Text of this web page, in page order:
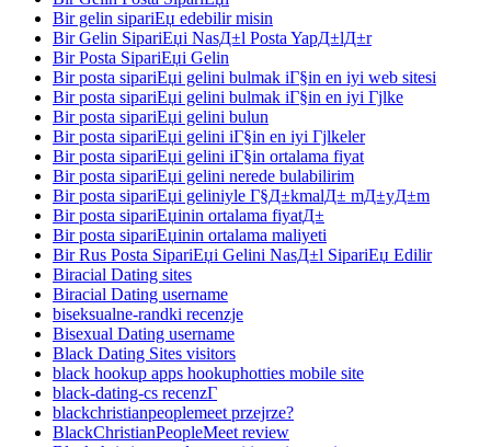
Bir gelin sipariЕџ edebilir misin
Bir Gelin SipariЕџi NasД±l Posta YapД±lД±r
Bir Posta SipariЕџi Gelin
Bir posta sipariЕџi gelini bulmak iГ§in en iyi web sitesi
Bir posta sipariЕџi gelini bulmak iГ§in en iyi Гјlke
Bir posta sipariЕџi gelini bulun
Bir posta sipariЕџi gelini iГ§in en iyi Гјlkeler
Bir posta sipariЕџi gelini iГ§in ortalama fiyat
Bir posta sipariЕџi gelini nerede bulabilirim
Bir posta sipariЕџi geliniyle Г§Д±kmalД± mД±yД±m
Bir posta sipariЕџinin ortalama fiyatД±
Bir posta sipariЕџinin ortalama maliyeti
Bir Rus Posta SipariЕџi Gelini NasД±l SipariЕџ Edilir
Biracial Dating sites
Biracial Dating username
biseksualne-randki recenzje
Bisexual Dating username
Black Dating Sites visitors
black hookup apps hookuphotties mobile site
black-dating-cs recenzГ­
blackchristianpeoplemeet przejrze?
BlackChristianPeopleMeet review